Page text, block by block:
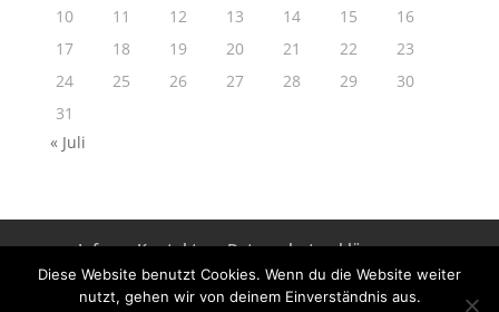
10
11 12 13 14 15
16
17
18 19 20 21 22
23
24
25 26 27 28 29
30
31
« Juli
Info Kontakt
Datenschutzerklärung
Impressum
Diese Website benutzt Cookies. Wenn du die Website weiter
nutzt, gehen wir von deinem Einverständnis aus.